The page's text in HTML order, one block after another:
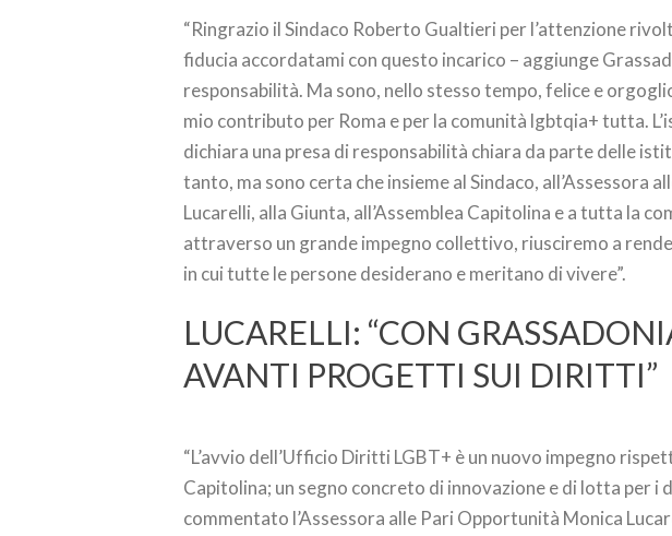
“Ringrazio il Sindaco Roberto Gualtieri per l’attenzione
fiducia accordatami con questo incarico – aggiunge
responsabilità. Ma sono, nello stesso tempo, felice e
mio contributo per Roma e per la comunità lgbtqia+ tutta.
dichiara una presa di responsabilità chiara da parte delle
tanto, ma sono certa che insieme al Sindaco, all’Assessora
Lucarelli, alla Giunta, all’Assemblea Capitolina e a tutta la
attraverso un grande impegno collettivo, riusciremo a
in cui tutte le persone desiderano e meritano di vivere”.
LUCARELLI: “CON
AVANTI PROGETTI SUI DIRITTI”
“L’avvio dell’Ufficio Diritti LGBT+ è un nuovo impegno
Capitolina; un segno concreto di innovazione e di lotta per i
commentato l’Assessora alle Pari Opportunità Monica